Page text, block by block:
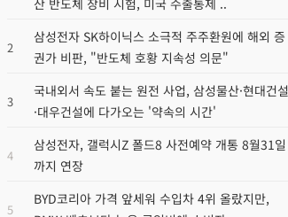
산 반도체 장비 시험, 미국 수출통제 ..
2
삼성전자 SK하이닉스 소극적 주주환원에 해외 증
권가 비판, "반도체 호황 지속성 의문"
3
국내외서 속도 붙는 원전 사업, 삼성물산·현대건설
·대우건설에 다가오는 '약속의 시간'
4
삼성전자, 갤럭시Z 폴드8 사전예약 개통 8월31일
까지 연장
5
BYD코리아 가격 앞세워 수입차 4위 올랐지만,